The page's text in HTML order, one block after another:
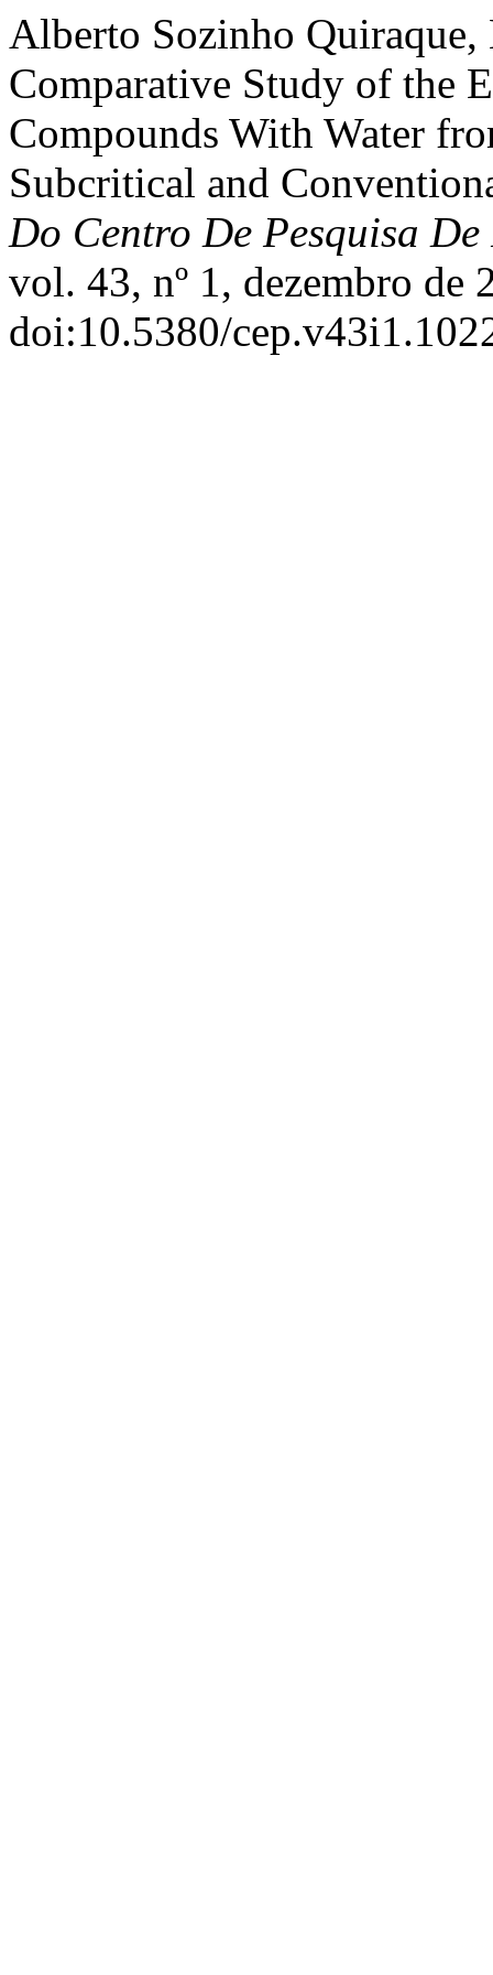
Alberto Sozinho
Comparative Study of the
Compounds With Water
Subcritical and
Do Centro De Pesquisa
vol. 43, nº 1, dezembro de
doi:10.5380/